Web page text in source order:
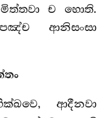
මිත්තවා ච හොති.
ආනිසංසා
ආදීනවා